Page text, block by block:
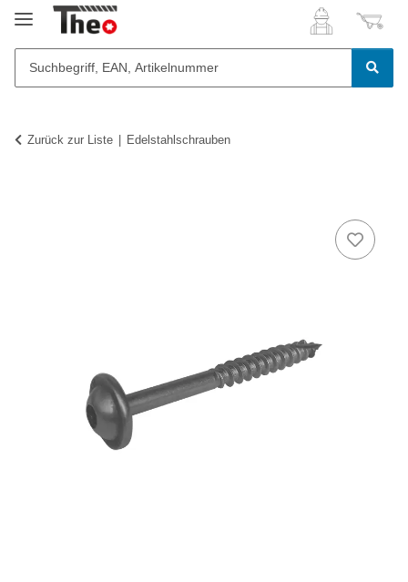
Zurück zur Liste Edelstahlschrauben